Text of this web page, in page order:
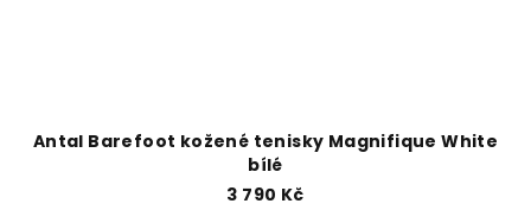
Antal Barefoot kožené tenisky Magnifique White
bílé
3 790 Kč